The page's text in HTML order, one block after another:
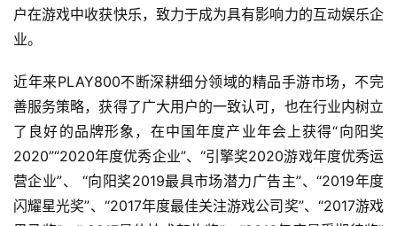
游
戏
界
手
机
游
戏
户在游戏中收获快乐，致力于成为具有影响力的互动娱乐企
业。
近年来PLAY800不断深耕细分领域的精品手游市场，不完
善服务策略，获得了广大用户的一致认可，也在行业内树立
了良好的品牌形象，在中国年度产业年会上获得“向阳奖
2020”“2020年度优秀企业”、“引擎奖2020游戏年度优秀运
营企业”、 “向阳奖2019最具市场潜力广告主”、“2019年度
闪耀星光奖”、“2017年度最佳关注游戏公司奖”、“2017游戏